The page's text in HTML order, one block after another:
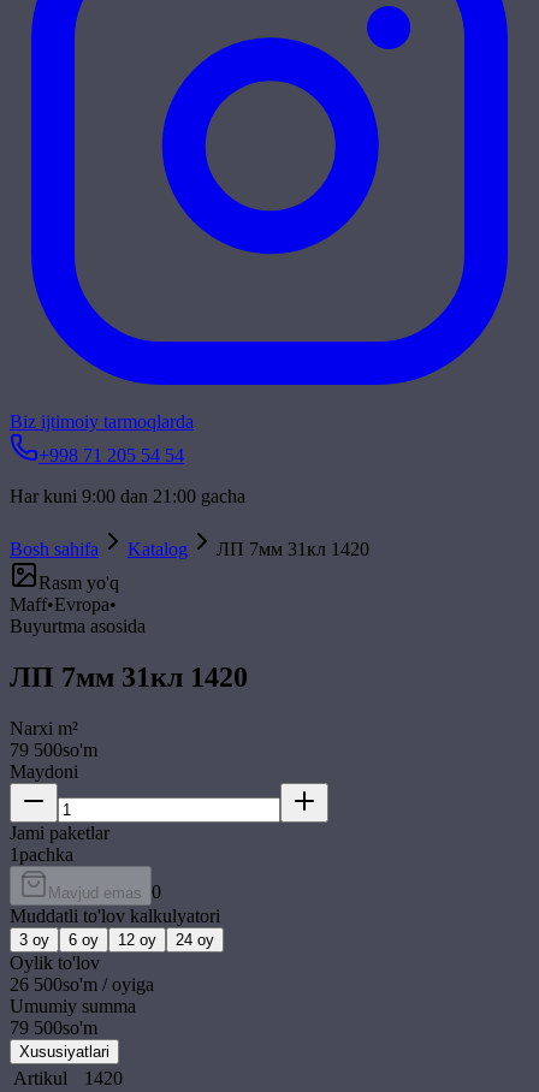
Biz ijtimoiy tarmoqlarda
+998 71 205 54 54
Har kuni 9:00 dan 21:00 gacha
Bosh sahifa Katalog
ЛП 7мм 31кл 1420
Rasm yo'q
Maff•Evropa•
Buyurtma asosida
ЛП 7мм 31кл 1420
Narxi m²
79 500so'm
Maydoni
Jami paketlar
1pachka
Mavjud emas 0
Muddatli to'lov kalkulyatori
3 oy 6 oy 12 oy 24 oy
Oylik to'lov
26 500so'm / oyiga
Umumiy summa
79 500so'm
Xususiyatlari
Artikul
1420